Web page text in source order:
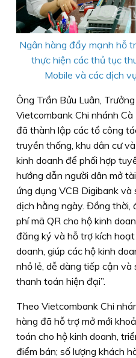
Ngân hàng đẩy mạnh hỗ
thực hiện các thủ tục
Mobile và các dịch
Ông Trần Bửu Luân,
Vietcombank Chi nhánh Cà
đã thành lập các tổ công
truyền thống, khu dân cư
kinh doanh để phối hợp
hướng dẫn người dân mở
ứng dụng VCB Digibank và
dịch hằng ngày. Đồng thời,
phí mã QR cho hộ kinh
đăng ký và hỗ trợ kích
doanh, giúp các hộ kinh
nhỏ lẻ, dễ dàng tiếp cận
thanh toán hiện đại”.
Theo Vietcombank Chi
hàng đã hỗ trợ mở mới
toán cho hộ kinh doanh,
điểm bán; số lượng khách